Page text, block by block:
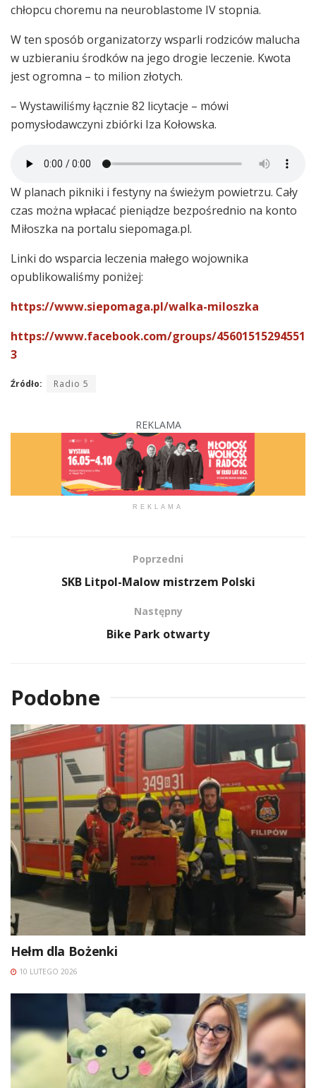
chłopcu choremu na neuroblastome IV stopnia.
W ten sposób organizatorzy wsparli rodziców malucha
w uzbieraniu środków na jego drogie leczenie. Kwota
jest ogromna – to milion złotych.
– Wystawiliśmy łącznie 82 licytacje – mówi
pomysłodawczyni zbiórki Iza Kołowska.
W planach pikniki i festyny na świeżym powietrzu. Cały
czas można wpłacać pieniądze bezpośrednio na konto
Miłoszka na portalu siepomaga.pl.
Linki do wsparcia leczenia małego wojownika
opublikowaliśmy poniżej:
https://www.siepomaga.pl/walka-miloszka
https://www.facebook.com/groups/45601515294551
3
Źródło: Radio 5
REKLAMA
REKLAMA
Poprzedni
SKB Litpol-Malow mistrzem Polski
Następny
Bike Park otwarty
Podobne
Hełm dla Bożenki
10 LUTEGO 2026